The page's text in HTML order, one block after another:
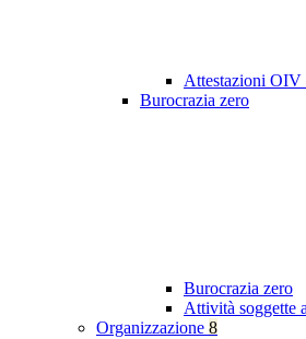
Attestazioni OIV
Burocrazia zero
Burocrazia zero
Attività soggette
Organizzazione 8